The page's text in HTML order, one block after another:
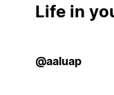
Life in
@aaluap